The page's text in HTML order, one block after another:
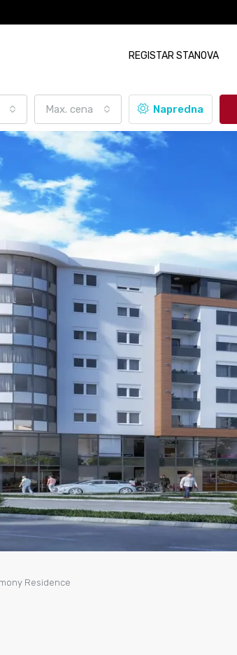
REGISTAR STANOVA
Max. cena Napredna
Residence